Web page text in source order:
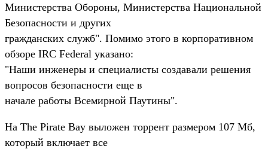
Министерства Обороны, Министерства Национальной
Безопасности и других
гражданских служб". Помимо этого в корпоративном
обзоре IRC Federal указано:
"Наши инженеры и специалисты создавали решения
вопросов безопасности еще в
начале работы Всемирной Паутины".
На The Pirate Bay выложен торрент размером 107 Мб,
который включает все